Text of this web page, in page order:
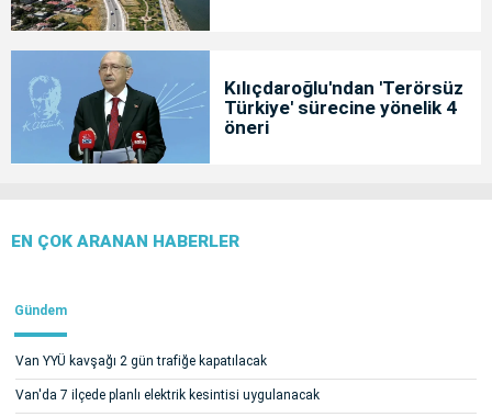
Kılıçdaroğlu'ndan 'Terörsüz
Türkiye' sürecine yönelik 4
öneri
EN ÇOK ARANAN HABERLER
Gündem
Van YYÜ kavşağı 2 gün trafiğe kapatılacak
Van'da 7 ilçede planlı elektrik kesintisi uygulanacak